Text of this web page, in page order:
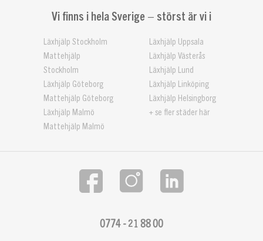
Vi finns i hela Sverige – störst är vi i
Läxhjälp Stockholm
Mattehjälp
Stockholm
Läxhjälp Göteborg
Mattehjälp Göteborg
Läxhjälp Malmö
Mattehjälp Malmö
Läxhjälp Uppsala
Läxhjälp Västerås
Läxhjälp Lund
Läxhjälp Linköping
Läxhjälp Helsingborg
+ se fler städer här
0774 - 21 88 00